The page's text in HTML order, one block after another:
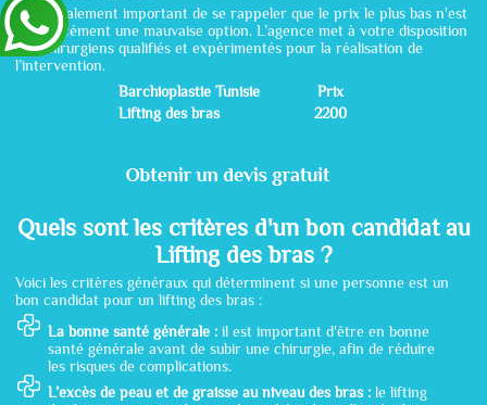
Il est également important de se rappeler que le prix le plus bas n'est
pas forcément une mauvaise option. L’agence met à votre disposition
des chirurgiens qualifiés et expérimentés pour la réalisation de
l’intervention.
Barchioplastie Tunisie
Prix
Lifting des bras
2200
Quels sont les critères d'un bon candidat au
Lifting des bras ?
Voici les critères généraux qui déterminent si une personne est un
bon candidat pour un lifting des bras :
La bonne santé générale : il est important d'être en bonne
santé générale avant de subir une chirurgie, afin de réduire
les risques de complications.
L’excès de peau et de graisse au niveau des bras : le lifting